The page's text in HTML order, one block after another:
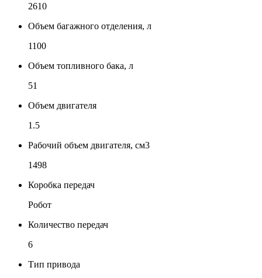
2610
Объем багажного отделения, л
1100
Объем топливного бака, л
51
Объем двигателя
1.5
Рабочий объем двигателя, см3
1498
Коробка передач
Робот
Количество передач
6
Тип привода